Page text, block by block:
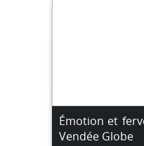
Émotion et
Vendée Globe